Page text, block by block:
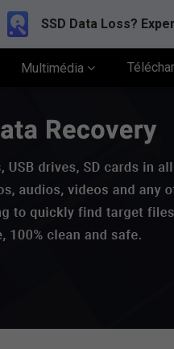
SSD Data Loss?
Multimédia